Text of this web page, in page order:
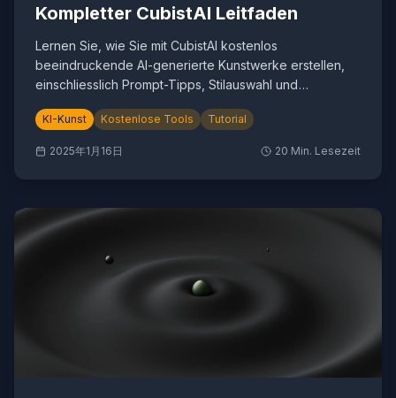
Kompletter CubistAI Leitfaden
Lernen Sie, wie Sie mit CubistAI kostenlos
beeindruckende AI-generierte Kunstwerke erstellen,
einschliesslich Prompt-Tipps, Stilauswahl und
KI-Kunst Kostenlose Tools Tutorial
2025年1月16日 20 Min. Lesezeit